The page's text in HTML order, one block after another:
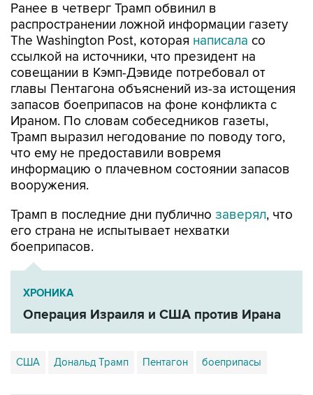
Ранее в четверг Трамп обвинил в
распространении ложной информации газету
The Washington Post, которая написала со
ссылкой на источники, что президент на
совещании в Кэмп-Дэвиде потребовал от
главы Пентагона объяснений из-за истощения
запасов боеприпасов на фоне конфликта с
Ираном. По словам собеседников газеты,
Трамп выразил негодование по поводу того,
что ему не предоставили вовремя
информацию о плачевном состоянии запасов
вооружения.
Трамп в последние дни публично заверял, что
его страна не испытывает нехватки
боеприпасов.
ХРОНИКА
Операция Израиля и США против Ирана
США Дональд Трамп Пентагон боеприпасы